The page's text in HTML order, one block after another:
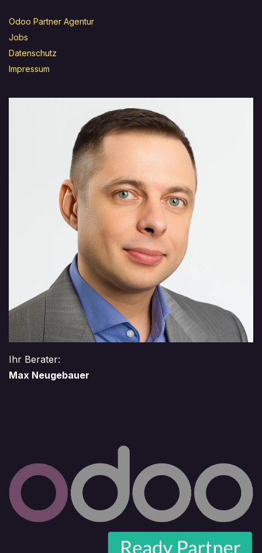
Odoo Partner Agentur
Jobs
Datenschutz
Impressum
Ihr Berater:
Max Neugebauer